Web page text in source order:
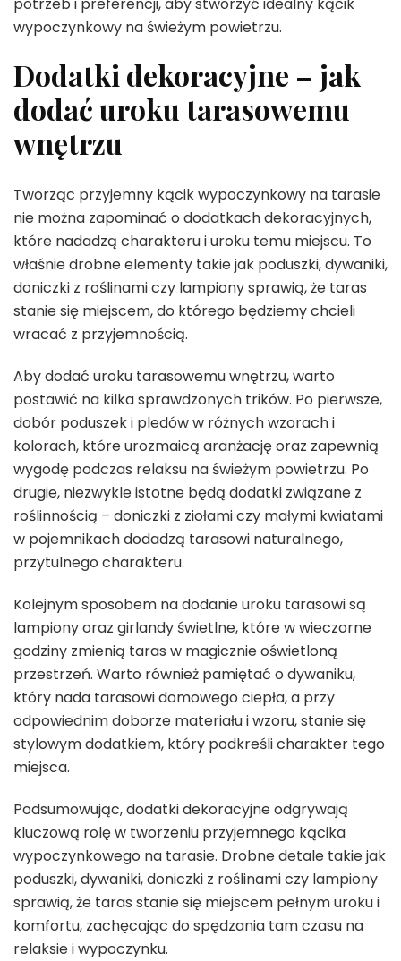
wypoczynkowy na świeżym powietrzu.
Dodatki dekoracyjne – jak
dodać uroku tarasowemu
wnętrzu
Tworząc przyjemny kącik wypoczynkowy na tarasie
nie można zapominać o dodatkach dekoracyjnych,
które nadadzą charakteru i uroku temu miejscu. To
właśnie drobne elementy takie jak poduszki, dywaniki,
doniczki z roślinami czy lampiony sprawią, że taras
stanie się miejscem, do którego będziemy chcieli
wracać z przyjemnością.
Aby dodać uroku tarasowemu wnętrzu, warto
postawić na kilka sprawdzonych trików. Po pierwsze,
dobór poduszek i pledów w różnych wzorach i
kolorach, które urozmaicą aranżację oraz zapewnią
wygodę podczas relaksu na świeżym powietrzu. Po
drugie, niezwykle istotne będą dodatki związane z
roślinnością – doniczki z ziołami czy małymi kwiatami
w pojemnikach dodadzą tarasowi naturalnego,
przytulnego charakteru.
Kolejnym sposobem na dodanie uroku tarasowi są
lampiony oraz girlandy świetlne, które w wieczorne
godziny zmienią taras w magicznie oświetloną
przestrzeń. Warto również pamiętać o dywaniku,
który nada tarasowi domowego ciepła, a przy
odpowiednim doborze materiału i wzoru, stanie się
stylowym dodatkiem, który podkreśli charakter tego
miejsca.
Podsumowując, dodatki dekoracyjne odgrywają
kluczową rolę w tworzeniu przyjemnego kącika
wypoczynkowego na tarasie. Drobne detale takie jak
poduszki, dywaniki, doniczki z roślinami czy lampiony
sprawią, że taras stanie się miejscem pełnym uroku i
komfortu, zachęcając do spędzania tam czasu na
relaksie i wypoczynku.